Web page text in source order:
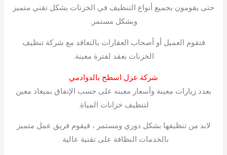
حتى يقومون بجميع أنواع التنظيف في الخزنات بشكل تقني متميز
وبشكل مستمر.
فتقوم العميل أو أصحاب العقارات بالتعاقد مع شركة تنظيف
الخزنات بعقد لفترة معينة.
شركة عزل اسطح بالدوادمي
بعدد زيارات معينة وأسعار معينه على حسب الإتفاق بميعاد معين
لتنظيف خزانات المياة.
لابد من تنظيفها بشكل دوري ومستمر ، فيقوم فريق عمل متميز
بالخدمات النظافة على تقنية عالية .